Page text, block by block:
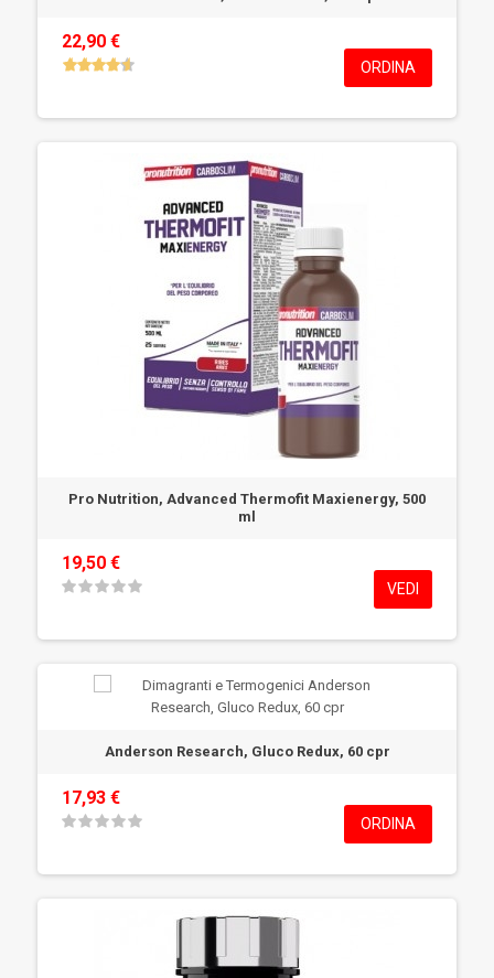
22,90 €
ORDINA
Pro Nutrition, Advanced Thermofit Maxienergy, 500
ml
19,50 €
VEDI
Anderson Research, Gluco Redux, 60 cpr
17,93 €
ORDINA